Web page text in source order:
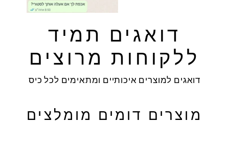
דואגים תמיד
ללקוחות מרוצים
דואגים למוצרים איכותיים ומתאימים לכל כיס
מוצרים דומים מומלצים